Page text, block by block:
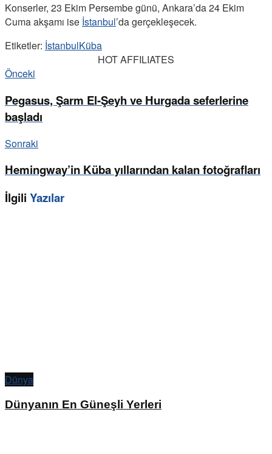
Konserler, 23 Ekim Persembe günü, Ankara’da 24 Ekim
Cuma akşamı ise İstanbul’da gerçekleşecek.
Etiketler: İstanbulKüba
HOT AFFILIATES
Önceki
Pegasus, Şarm El-Şeyh ve Hurgada seferlerine
başladı
Sonraki
Hemingway’in Küba yıllarından kalan fotoğrafları
İlgili Yazılar
Dünya
Dünyanın En Güneşli Yerleri